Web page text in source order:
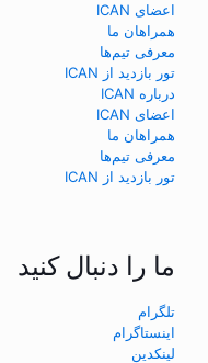
اعضای ICAN
همراهان ما
معرفی تیم‌ها
تور بازدید از ICAN
درباره ICAN
اعضای ICAN
همراهان ما
معرفی تیم‌ها
تور بازدید از ICAN
ما را دنبال کنید
تلگرام
اینستاگرام
لینکدین